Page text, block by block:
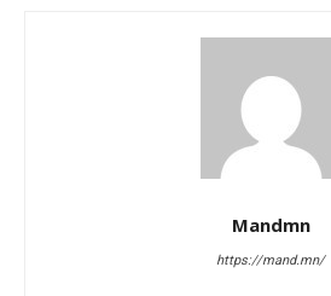
Mandmn
https://mand.mn/